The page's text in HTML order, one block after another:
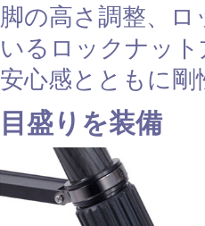
脚の高さ調整、
いるロックナッ
安心感とともに
目盛りを装備